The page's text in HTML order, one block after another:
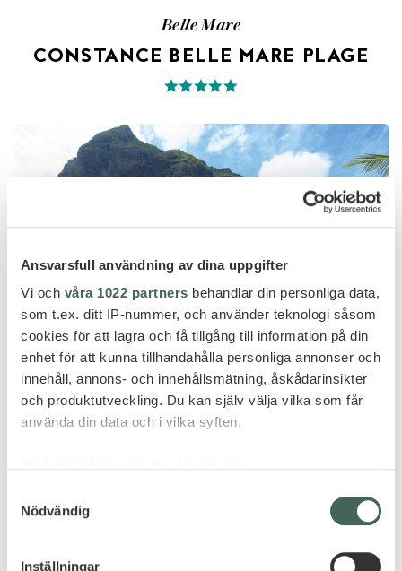
Ansvarsfull användning av dina uppgifter
Vi och våra 1022 partners behandlar din personliga data,
som t.ex. ditt IP-nummer, och använder teknologi såsom
cookies för att lagra och få tillgång till information på din
enhet för att kunna tillhandahålla personliga annonser och
innehåll, annons- och innehållsmätning, åskådarinsikter
och produktutveckling. Du kan själv välja vilka som får
använda din data och i vilka syften.
som kan ha en noggrannhet på upp till flera meter
Nödvändig
Inställningar
Belle Mare
CONSTANCE BELLE MARE PLAGE
Le Morne